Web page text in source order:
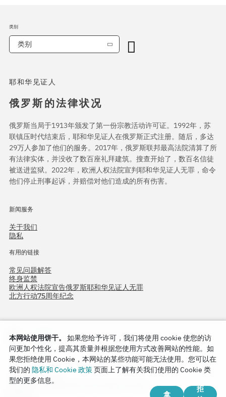
耶和华见证人
俄罗斯的法律状况
俄罗斯当局于1913年颁发了第一份宗教活动许可证。1992年，苏
联镇压时代结束后，耶和华见证人在俄罗斯正式注册。随后，多达
29万人参加了他们的服务。2017年，俄罗斯联邦最高法院清算了所
有法律实体，并没收了数百座礼拜建筑。搜查开始了，数百名信徒
被送进监狱。2022年，欧洲人权法院宣判耶和华见证人无罪，命令
他们停止刑事起诉，并赔偿对他们造成的所有伤害。
新闻服务
关于我们
隐私
有用的链接
常见问题解答
终身监禁
欧洲人权法院宣告俄罗斯耶和华见证人无罪
北方行动75周年纪念
类别
类别
Copyright © 2026
Watch Tower Bible and Tract Society of Korea.
本网站使用饼干。
如果您给予许可，我们将使用 cookie 使您的访
问更加个性化，提高其质量并根据您使用方式改善网站的性能。如
果您拒绝使用 Cookie，本网站的某些功能可能无法使用。您可以在
我们的 隐私和 Cookie 政策页面上了解有关我们使用的 Cookie 类
型的更多信息。
拿
拒